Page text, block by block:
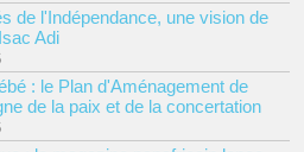
de l'Indépendance, une vision de
Adi
: le Plan d'Aménagement de
de la paix et de la concertation